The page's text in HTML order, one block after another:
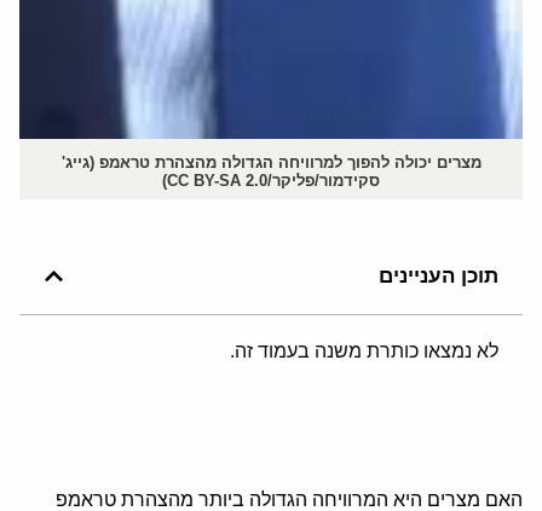
מצרים יכולה להפוך למרוויחה הגדולה מהצהרת טראמפ (גייג'
סקידמור/פליקר/CC BY-SA 2.0)
תוכן העניינים
לא נמצאו כותרת משנה בעמוד זה.
האם מצרים היא המרוויחה הגדולה ביותר מהצהרת טראמפ